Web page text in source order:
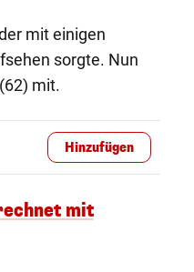
mit einigen
sorgte. Nun
mit.
Hinzufügen
mit